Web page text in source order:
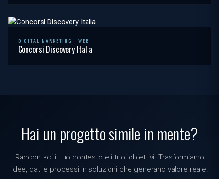
DIGITAL MARKETING · WEB
Concorsi Discovery Italia
Hai un progetto simile in mente?
Raccontaci il tuo contesto e i tuoi obiettivi. Trasformiamo
idee, dati e processi in soluzioni che generano valore reale.